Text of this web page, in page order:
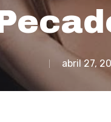
abril 27,